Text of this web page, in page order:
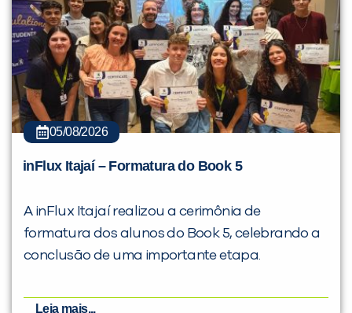
05/08/2026
inFlux Itajaí – Formatura do Book 5
A inFlux Itajaí realizou a cerimônia de
formatura dos alunos do Book 5, celebrando a
conclusão de uma importante etapa.
Leia mais...